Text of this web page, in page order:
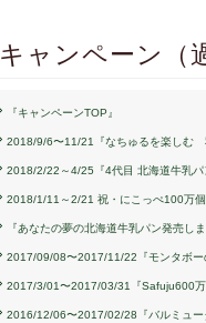
キャンペーン（
『キャンペーンTOP』
2018/9/6〜11/21『なちゅるを楽しむ
2018/2/22～4/25『4代目 北海道牛乳パ
2018/1/11～2/21 祝・にこっぺ100万
『あなたの夢の北海道牛乳パン発売し
2017/09/08〜2017/11/22『モンタボー
2017/3/01〜2017/03/31『Safuju600
2016/12/06〜2017/02/28『バルミュ